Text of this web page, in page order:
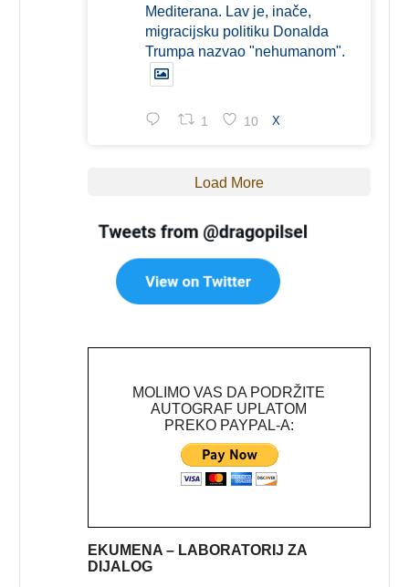
Mediterana. Lav je, inače,
migracijsku politiku Donalda
Trumpa nazvao "nehumanom".
1 10 X
Load More
MOLIMO VAS DA PODRŽITE
AUTOGRAF UPLATOM
PREKO PAYPAL-A:
EKUMENA – LABORATORIJ ZA
DIJALOG